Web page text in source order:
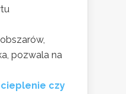
pozwala na
czy